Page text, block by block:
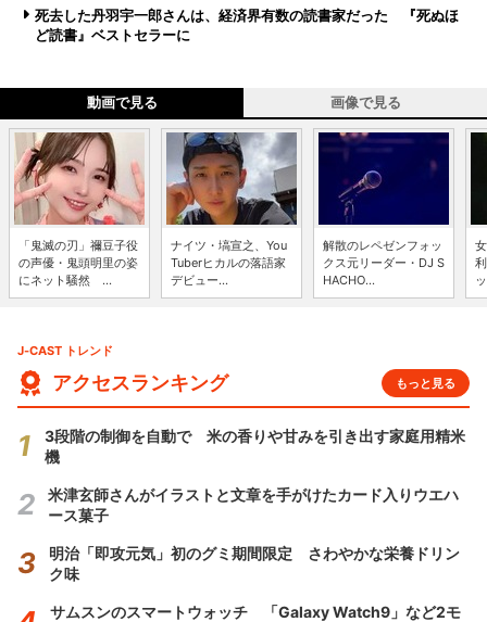
死去した丹羽宇一郎さんは、経済界有数の読書家だった 『死ぬほ
ど読書』ベストセラーに
動画で見る 画像で見る
「鬼滅の刃」禰豆子役
の声優・鬼頭明里の姿
にネット騒然 ...
ナイツ・塙宣之、You
Tuberヒカルの落語家
デビュー...
解散のレペゼンフォッ
クス元リーダー・DJ S
HACHO...
J-CAST トレンド
アクセスランキング もっと見る
3段階の制御を自動で 米の香りや甘みを引き出す家庭用精米
機
米津玄師さんがイラストと文章を手がけたカード入りウエハ
ース菓子
明治「即攻元気」初のグミ期間限定 さわやかな栄養ドリン
ク味
サムスンのスマートウォッチ 「Galaxy Watch9」など2モ